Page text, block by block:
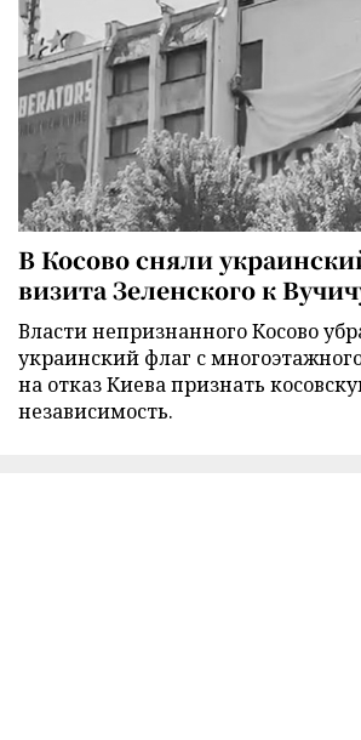
В Косово сняли
визита Зеленского к
Власти непризнанного Косово
украинский флаг с
на отказ Киева признать
независимость.